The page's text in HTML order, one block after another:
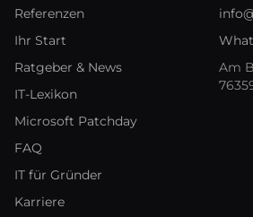
Referenzen
Ihr Start
Ratgeber & News
IT-Lexikon
Microsoft Patchday
FAQ
IT für Gründer
Karriere
Am